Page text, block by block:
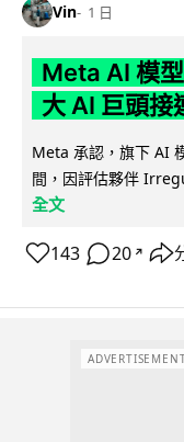
Vin 1 日
Meta AI 模
大 AI 巨頭接
Meta 承認，旗下 AI
間，因評估夥伴
全文
143 20 ↗